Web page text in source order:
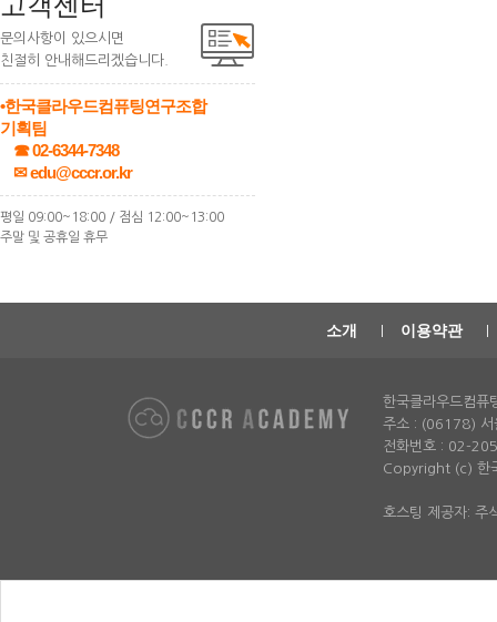
문의사항이 있으시면
친절히 안내해드리겠습니다.
•한국클라우드컴퓨팅연구조합
기획팀
☎ 02-6344-7348
✉ edu@cccr.or.kr
평일 09:00~18:00 / 점심 12:00~13:00
주말 및 공휴일 휴무
소개 이용약관
한국클라우드컴퓨
주소 : (06178) 서
전화번호 : 02-
Copyright (c) 한
호스팅 제공자: 주